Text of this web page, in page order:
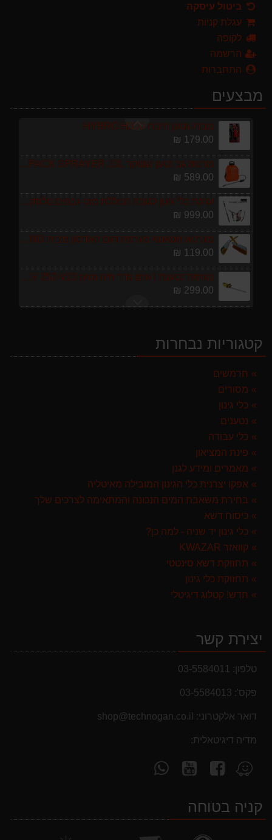
ביטול עיסקה
עגלת קניות
לקופה
הרשמה
התחברות
מבצעים
119.00 ₪
499.00 ₪
מברג נטען היברו HYBRO H300
179.00 ₪
מרסס גב נטען שטוקר STOCKER BACKPACK SPRAYER 10L איטליה
589.00 ₪
ערכת כלי גינון לגובה הכוללת מוט גבהים טלסקופי 5 מטר, מסור, תוכי ומספרי גבהים גדר חי גרלנד GARLAND באנדל האדסון
999.00 ₪
מגרטא מטאטא מגרפה דגם האדסון מבית GARLAND ספרד
119.00 ₪
מגזמת נטענת | גוזם גדר חיה נטען GARLAND SET KEEPER 20V 252-V23 גוף בלבד
299.00 ₪
מברג נטען היברו HYBRO H300
999.00 ₪
119.00 ₪
299.00 ₪
קטגוריות נבחרות
חרמשים
מסורים
כלי גינון
נטענים
כלי עבודה
פינת המציאון
מאמרים ומידע לגנן
אפקו יצרנית כלי הגינון המובילה מאיטליה
בחירת משאבת המים הנכונה והמתאימה לצרכים שלך
כיסוח דשא
כלי גינון יד שניה - למה כן?
קוואזר KWAZAR
תחזוקת דשא סינטטי
תחזוקת כלי גינון
חדש! קטלוג דיגיטלי
יצירת קשר
טלפון: 03-5584011
פקס': 03-5584013
דואר אלקטרוני: shop@technogan.co.il
מדיה דיגיטאלית:
מצא
אותנו
Waze
עקוב
אחרינו
facebook
עקוב
אחרינו
קניה בטוחה
מבצעים והנחות